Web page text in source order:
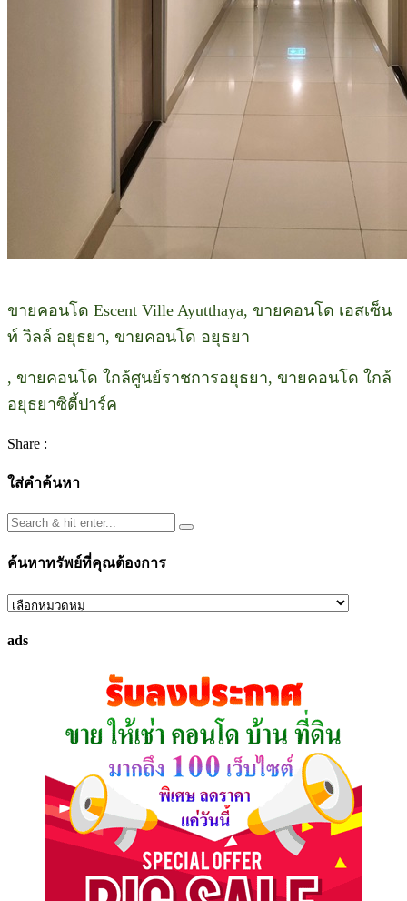
ขายคอนโด Escent Ville Ayutthaya, ขายคอนโด เอสเซ็น
ท์ วิลล์ อยุธยา, ขายคอนโด อยุธยา
, ขายคอนโด ใกล้ศูนย์ราชการอยุธยา, ขายคอนโด ใกล้
อยุธยาซิตี้ปาร์ค
Share :
ใส่คำค้นหา
ค้นหาทรัพย์ที่คุณต้องการ
ค้นหา
ที่
ads